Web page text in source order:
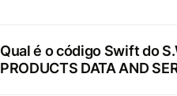
Qual é o código Swift do
PRODUCTS DATA AND